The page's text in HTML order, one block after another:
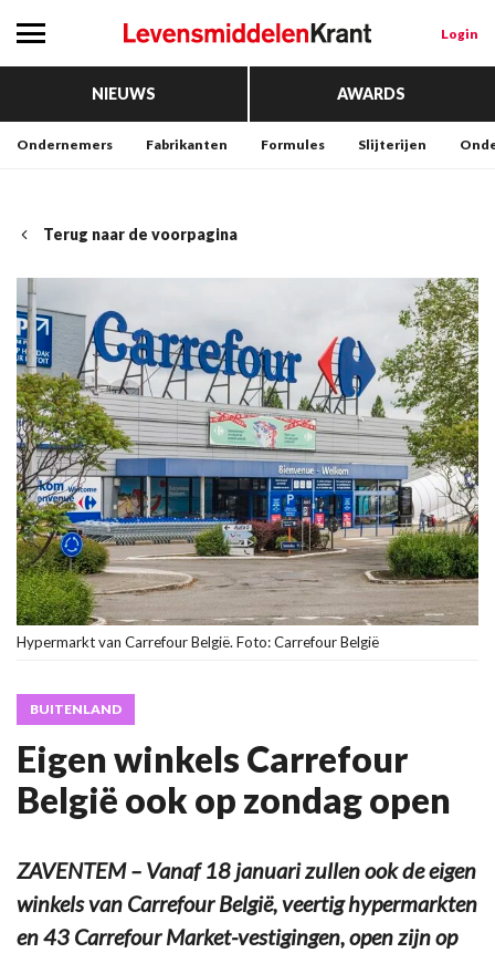
Login
NIEUWS AWARDS
Ondernemers Fabrikanten Formules Slijterijen
Terug naar de voorpagina
Hypermarkt van Carrefour België. Foto: Carrefour België
BUITENLAND
Eigen winkels Carrefour
België ook op zondag open
ZAVENTEM – Vanaf 18 januari zullen ook de eigen
winkels van Carrefour België, veertig hypermarkten
en 43 Carrefour Market-vestigingen, open zijn op